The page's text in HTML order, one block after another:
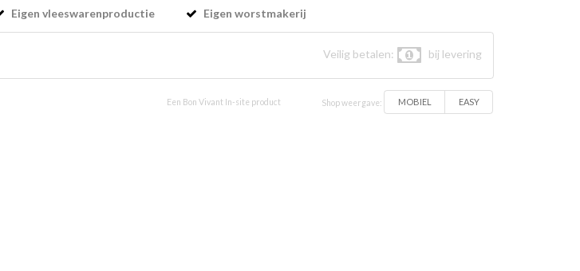
Eigen vleeswarenproductie Eigen worstmakerij
Veilig betalen: bij levering
Een Bon Vivant In-site product Shop weergave: MOBIEL EASY